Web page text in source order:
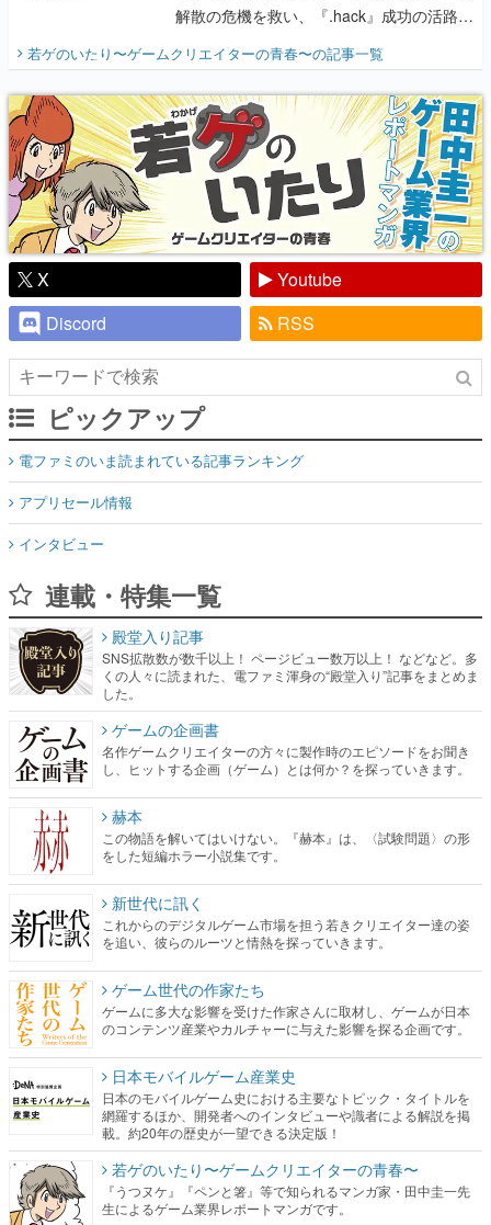
り】
X
Youtube
Discord
RSS
ピックアップ
電ファミのいま読まれている記事ランキング
アプリセール情報
インタビュー
連載・特集一覧
くの人々に読まれた、電ファミ渾身の“殿堂入り”記事をまとめま
した。
ゲームの企画書
名作ゲームクリエイターの方々に製作時のエピソードをお聞き
し、ヒットする企画（ゲーム）とは何か？を探っていきます。
赫本
この物語を解いてはいけない。『赫本』は、〈試験問題〉の形
をした短編ホラー小説集です。
新世代に訊く
これからのデジタルゲーム市場を担う若きクリエイター達の姿
を追い、彼らのルーツと情熱を探っていきます。
ゲーム世代の作家たち
ゲームに多大な影響を受けた作家さんに取材し、ゲームが日本
のコンテンツ産業やカルチャーに与えた影響を探る企画です。
日本モバイルゲーム産業史
日本のモバイルゲーム史における主要なトピック・タイトルを
網羅するほか、開発者へのインタビューや識者による解説を掲
若ゲのいたり〜ゲームクリエイターの青春〜
『うつヌケ』『ペンと箸』等で知られるマンガ家・田中圭一先
生によるゲーム業界レポートマンガです。
なんでゲームは面白い？
ゲーム開発者・hamatsu氏がゲームの魅力を画面や操作の具体的
な形から解き明かしていく、硬派で骨太な評論連載です。